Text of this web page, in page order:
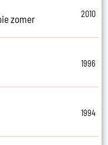
zomer
2010
1996
1994